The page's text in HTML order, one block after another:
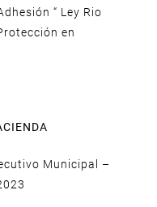
“ Ley Rio
en
Municipal –